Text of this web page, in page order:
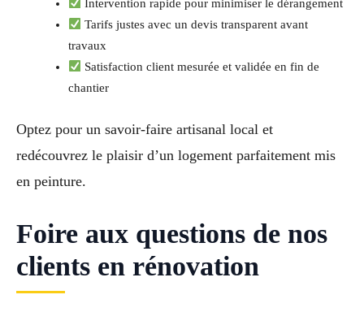
Intervention rapide pour minimiser le dérangement
Tarifs justes avec un devis transparent avant
travaux
Satisfaction client mesurée et validée en fin de
chantier
Optez pour un savoir-faire artisanal local et
redécouvrez le plaisir d’un logement parfaitement mis
en peinture.
Foire aux questions de nos
clients en rénovation